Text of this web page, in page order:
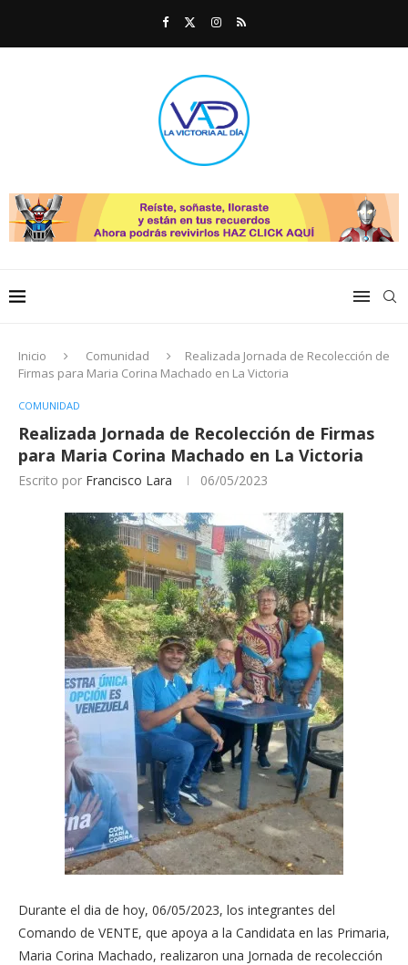
Inicio Comunidad
Realizada Jornada de Recolección de
Firmas para Maria Corina Machado en La Victoria
COMUNIDAD
Realizada Jornada de Recolección de Firmas
para Maria Corina Machado en La Victoria
Escrito por Francisco Lara 06/05/2023
Durante el dia de hoy, 06/05/2023, los integrantes del
Comando de VENTE, que apoya a la Candidata en las Primaria,
Maria Corina Machado, realizaron una Jornada de recolección